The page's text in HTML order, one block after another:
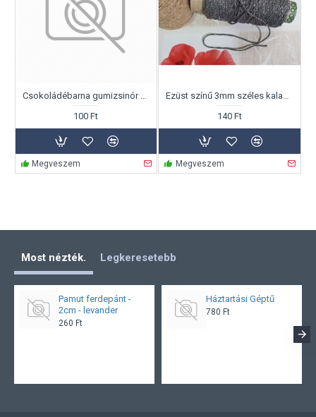
100 Ft
Megveszem
140 Ft
Megveszem
Most nézték. Legkeresetebb
Pamut ferdepánt -
2cm - levander
260 Ft
Háztartási Géptű
780 Ft